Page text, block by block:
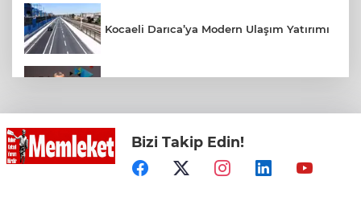
Kocaeli Darıca’ya Modern Ulaşım Yatırımı
Bursa’da TEKNOSAB KOBİ OSB tanıtıldı...
Bursa’nın kalkınma yolculuğunda yeni
dönem
Bizi Takip Edin!